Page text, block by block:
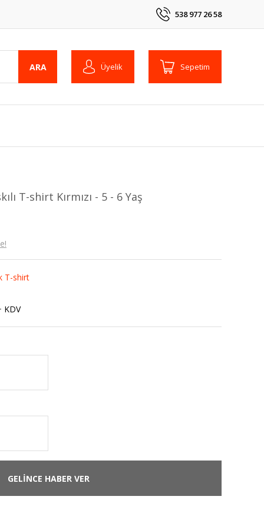
538 977 26 58
ARA Üyelik Sepetim
T-shirt Kırmızı - 5 - 6 Yaş
T-shirt
KDV
GELİNCE HABER VER